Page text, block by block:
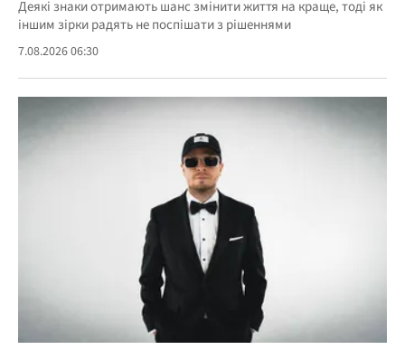
Деякі знаки отримають шанс змінити життя на краще, тоді як
іншим зірки радять не поспішати з рішеннями
7.08.2026 06:30